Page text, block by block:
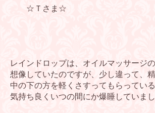
☆Ｔさま☆
レインドロップは、オイルマッサージ
想像していたのですが、少し違って、
中の下の方を軽くさすってもら ってい
気持ち良くいつの間にか爆睡していまし